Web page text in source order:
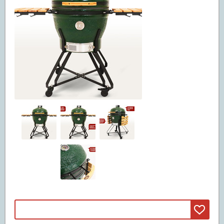
Машины смита(3)
Свободные веса
(20)
Гантели и штанги
Реабилитация и лечение(5)
Инверсионные столы(5)
Массажные столы
Вибромассажеры
Массажные кресла
Детские спортивные комплексы
ДСК из дерева(42)
Батуты
Батуты пружинные(67)